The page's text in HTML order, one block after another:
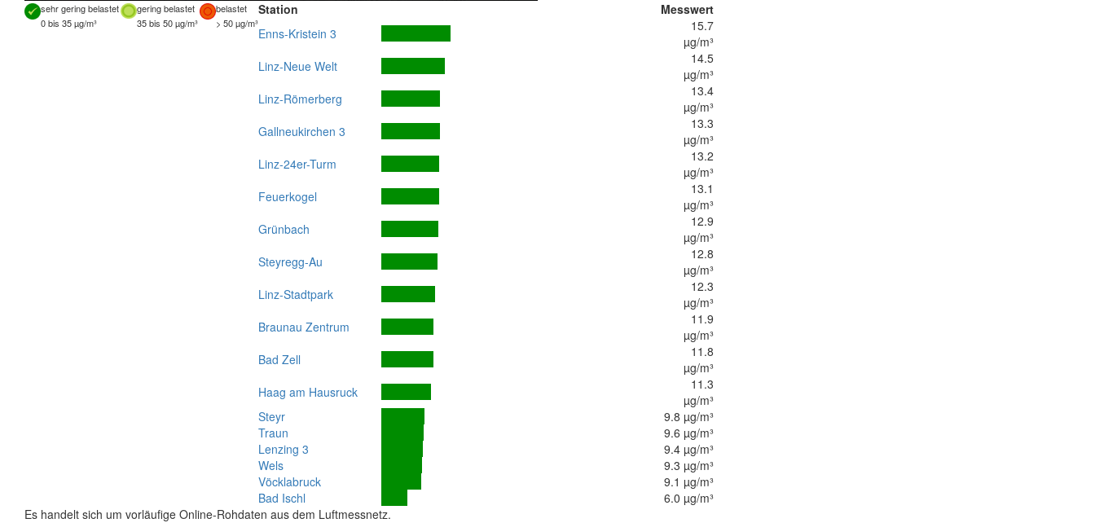
sehr gering belastet gering belastet
belastet
0 bis 35 µg/m³
35 bis 50 µg/m³ > 50 µg/m³
Station
Messwert
Enns-Kristein 3
15.7
µg/m³
Linz-Neue Welt
14.5
µg/m³
Linz-Römerberg
13.4
µg/m³
Gallneukirchen 3
13.3
µg/m³
Linz-24er-Turm
13.2
µg/m³
Feuerkogel
13.1
µg/m³
Grünbach
12.9
µg/m³
Steyregg-Au
12.8
µg/m³
Linz-Stadtpark
12.3
µg/m³
Braunau Zentrum
11.9
µg/m³
Bad Zell
11.8
µg/m³
Haag am Hausruck
11.3
µg/m³
Steyr
9.8 µg/m³
Traun
9.6 µg/m³
Lenzing 3
9.4 µg/m³
Wels
9.3 µg/m³
Vöcklabruck
9.1 µg/m³
Bad Ischl
6.0 µg/m³
Es handelt sich um vorläufige Online-Rohdaten aus dem Luftmessnetz.